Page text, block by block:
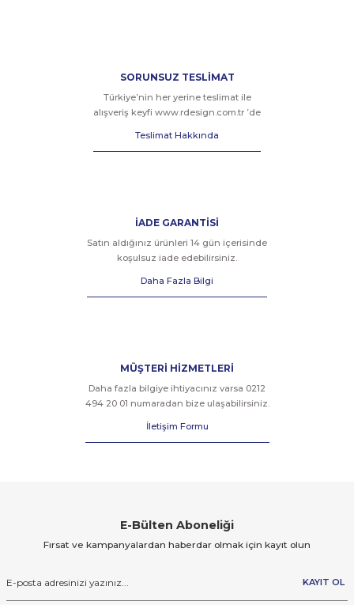
SORUNSUZ TESLİMAT
Türkiye’nin her yerine teslimat ile
alışveriş keyfi www.rdesign.com.tr ’de
Teslimat Hakkında
İADE GARANTİSİ
Satın aldığınız ürünleri 14 gün içerisinde
koşulsuz iade edebilirsiniz.
Daha Fazla Bilgi
MÜŞTERİ HİZMETLERİ
Daha fazla bilgiye ihtiyacınız varsa 0212
494 20 01 numaradan bize ulaşabilirsiniz.
İletişim Formu
E-Bülten Aboneliği
Fırsat ve kampanyalardan haberdar olmak için kayıt olun
KAYIT OL